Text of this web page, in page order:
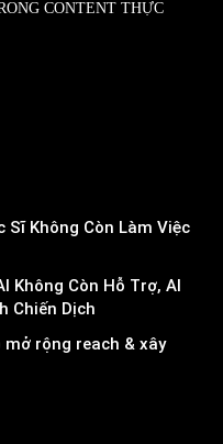
CONTENT THỰC
Sĩ Không Còn Làm Việc
Không Còn Hỗ Trợ, AI
Chiến Dịch
mở rộng reach & xây